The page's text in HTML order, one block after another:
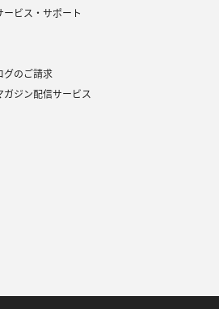
ービス・サポート
グのご請求
ガジン配信サービス